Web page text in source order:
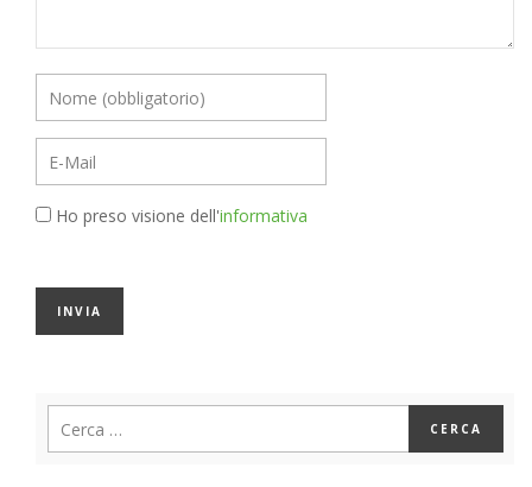
Ho preso visione dell'informativa